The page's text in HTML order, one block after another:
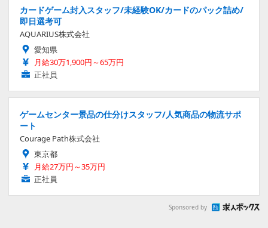
カードゲーム封入スタッフ/未経験OK/カードのパック詰め/
即日選考可
AQUARIUS株式会社
愛知県
月給30万1,900円～65万円
正社員
ゲームセンター景品の仕分けスタッフ/人気商品の物流サポ
ート
Courage Path株式会社
東京都
月給27万円～35万円
正社員
Sponsored by